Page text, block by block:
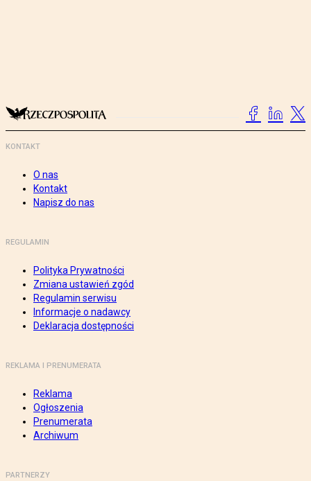
KONTAKT
O nas
Kontakt
Napisz do nas
REGULAMIN
Polityka Prywatności
Zmiana ustawień zgód
Regulamin serwisu
Informacje o nadawcy
Deklaracja dostępności
REKLAMA I PRENUMERATA
Reklama
Ogłoszenia
Prenumerata
Archiwum
PARTNERZY